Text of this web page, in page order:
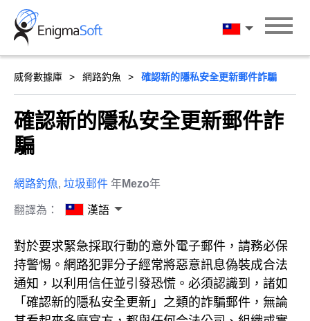
Skip
content
漢語
威脅數據庫 網路釣魚 確認新的隱私安全更新郵件詐騙
確認新的隱私安全更新郵件詐
騙
網路釣魚, 垃圾郵件 年Mezo年
翻譯為： 漢語
對於要求緊急採取行動的意外電子郵件，請務必保
持警惕。網路犯罪分子經常將惡意訊息偽裝成合法
通知，以利用信任並引發恐慌。必須認識到，諸如
「確認新的隱私安全更新」之類的詐騙郵件，無論